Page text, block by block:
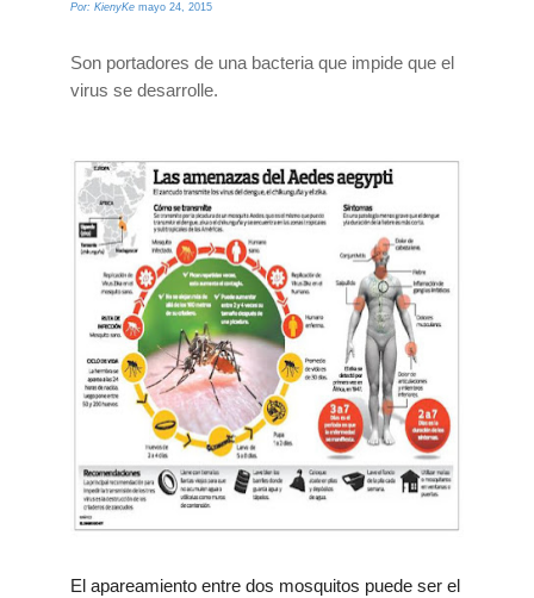
Por: KienyKe mayo 24, 2015
Son portadores de una bacteria que impide que el
virus se desarrolle.
El apareamiento entre dos mosquitos puede ser el